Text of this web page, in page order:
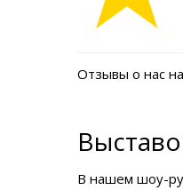
Отзывы о нас
В нашем шоу-